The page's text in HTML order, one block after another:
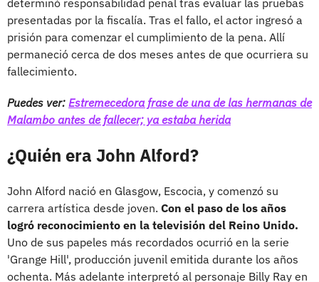
presentadas por la fiscalía. Tras el fallo, el actor ingresó a
prisión para comenzar el cumplimiento de la pena. Allí
permaneció cerca de dos meses antes de que ocurriera su
fallecimiento.
Puedes ver: Estremecedora frase de una de las hermanas de
Malambo antes de fallecer; ya estaba herida
¿Quién era John Alford?
John Alford nació en Glasgow, Escocia, y comenzó su
carrera artística desde joven. Con el paso de los años
logró reconocimiento en la televisión del Reino Unido.
Uno de sus papeles más recordados ocurrió en la serie
'Grange Hill', producción juvenil emitida durante los años
ochenta. Más adelante interpretó al personaje Billy Ray en